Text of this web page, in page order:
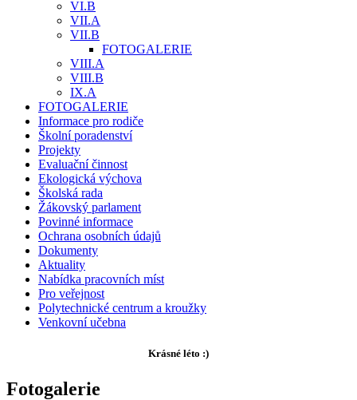
VI.B
VII.A
VII.B
FOTOGALERIE
VIII.A
VIII.B
IX.A
FOTOGALERIE
Informace pro rodiče
Školní poradenství
Projekty
Evaluační činnost
Ekologická výchova
Školská rada
Žákovský parlament
Povinné informace
Ochrana osobních údajů
Dokumenty
Aktuality
Nabídka pracovních míst
Pro veřejnost
Polytechnické centrum a kroužky
Venkovní učebna
Krásné léto :)
Fotogalerie